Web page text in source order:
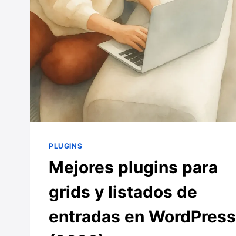
PLUGINS
Mejores plugins para
grids y listados de
entradas en WordPress